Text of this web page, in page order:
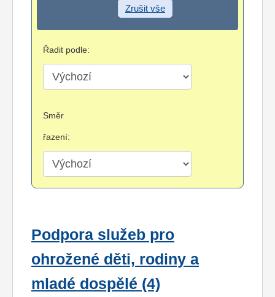
Zrušit vše
Řadit podle:
Směr
řazení:
Podpora služeb pro
ohrožené děti, rodiny a
mladé dospělé (4)